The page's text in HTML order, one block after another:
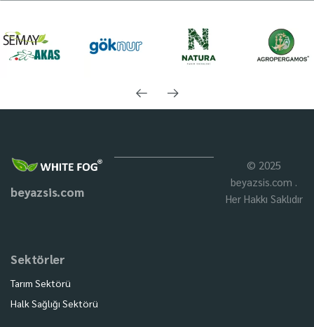
beyazsis.com
Sektörler
Tarım Sektörü
Halk Sağlığı Sektörü
© 2025
beyazsis.com .
Her Hakkı Saklıdır